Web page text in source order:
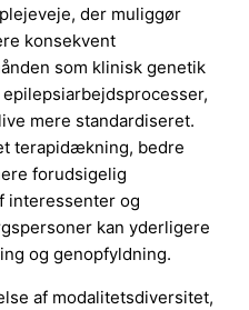
der muliggør
konsekvent
som klinisk genetik
mere standardiseret.
terapidækning, bedre
forudsigelig
interessenter og
kan yderligere
og genopfyldning.
af modalitetsdiversitet,